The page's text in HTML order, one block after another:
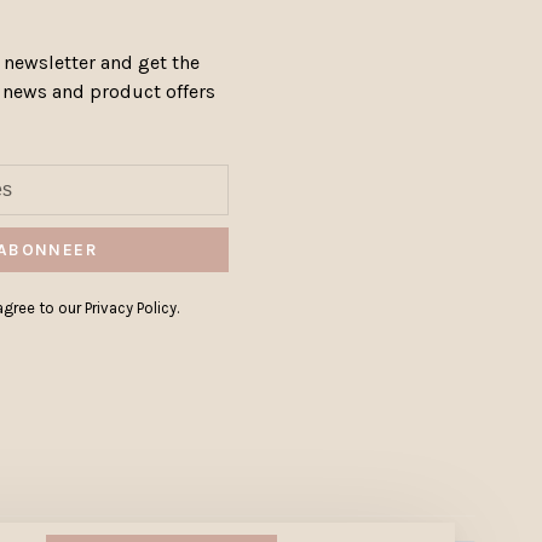
and get the
and product offers
to our Privacy Policy.